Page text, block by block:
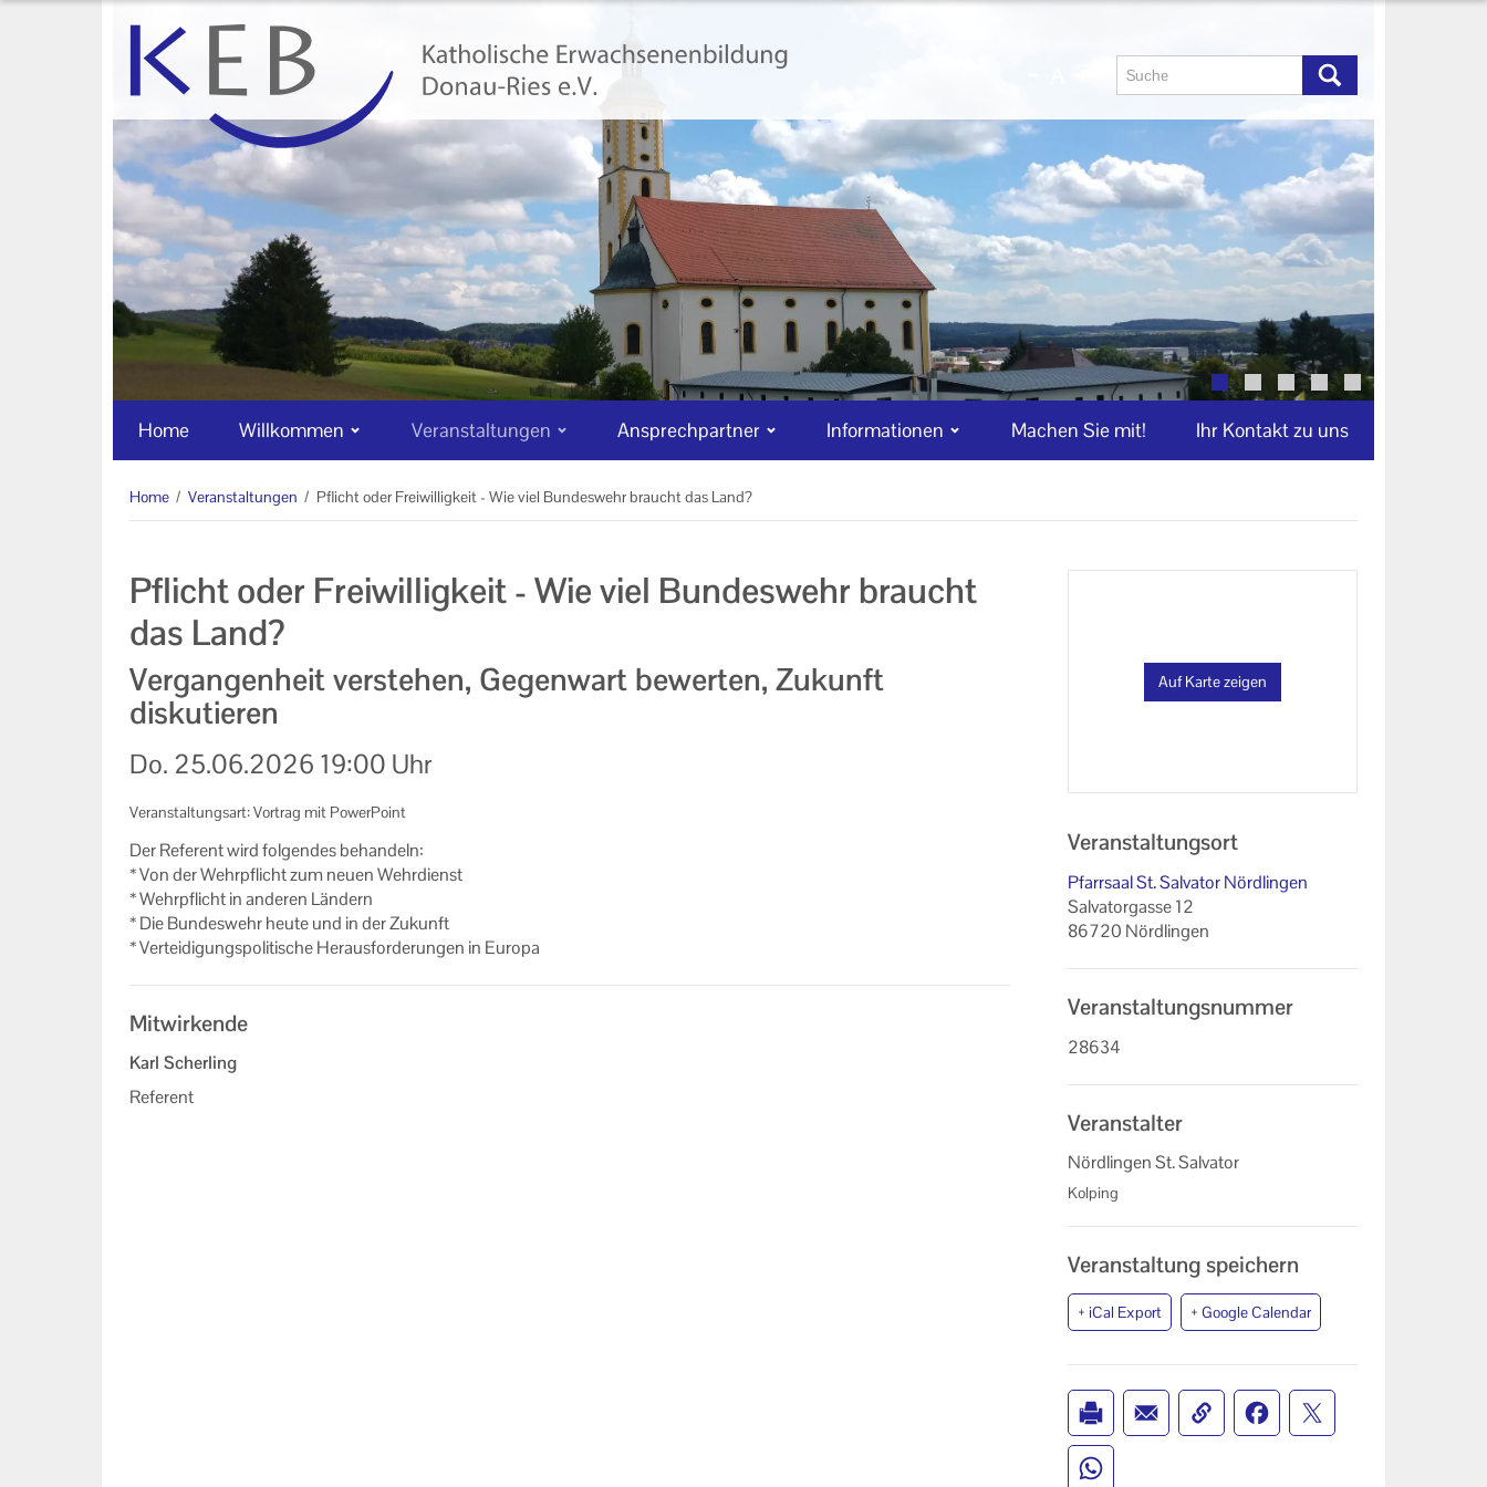
Home Willkommen Veranstaltungen Ansprechpartner Informationen Machen Sie mit! Ihr Kontakt zu uns
Home / Veranstaltungen / Pflicht oder Freiwilligkeit - Wie viel Bundeswehr braucht das Land?
Pflicht oder Freiwilligkeit - Wie viel Bundeswehr braucht
das Land?
Vergangenheit verstehen, Gegenwart bewerten, Zukunft
diskutieren
Do. 25.06.2026 19:00 Uhr
Veranstaltungsart: Vortrag mit PowerPoint
Der Re­fe­rent wird fol­gen­des be­han­deln:
* Von der Wehr­pflicht zum neuen Wehr­dienst
* Wehr­pflicht in an­de­ren Län­dern
* Die Bun­des­wehr heute und in der Zu­kunft
* Ver­tei­di­gungs­po­li­ti­sche Her­aus­for­de­run­gen in Eu­ro­pa
Mitwirkende
Karl Scherling
Referent
Auf Karte zeigen
Veranstaltungsort
Pfarrsaal St. Salvator Nördlingen
Salvatorgasse 12
86720 Nördlingen
Veranstaltungsnummer
28634
Veranstalter
Nördlingen St. Salvator
Kolping
Veranstaltung speichern
+ iCal Export + Google Calendar
Veranstaltungen
Online-Veranstaltungen
Zentrale Veranstaltungen
Eltern-Kind-Gruppen
Alle Veranstaltungen
Datenschutzerklärung